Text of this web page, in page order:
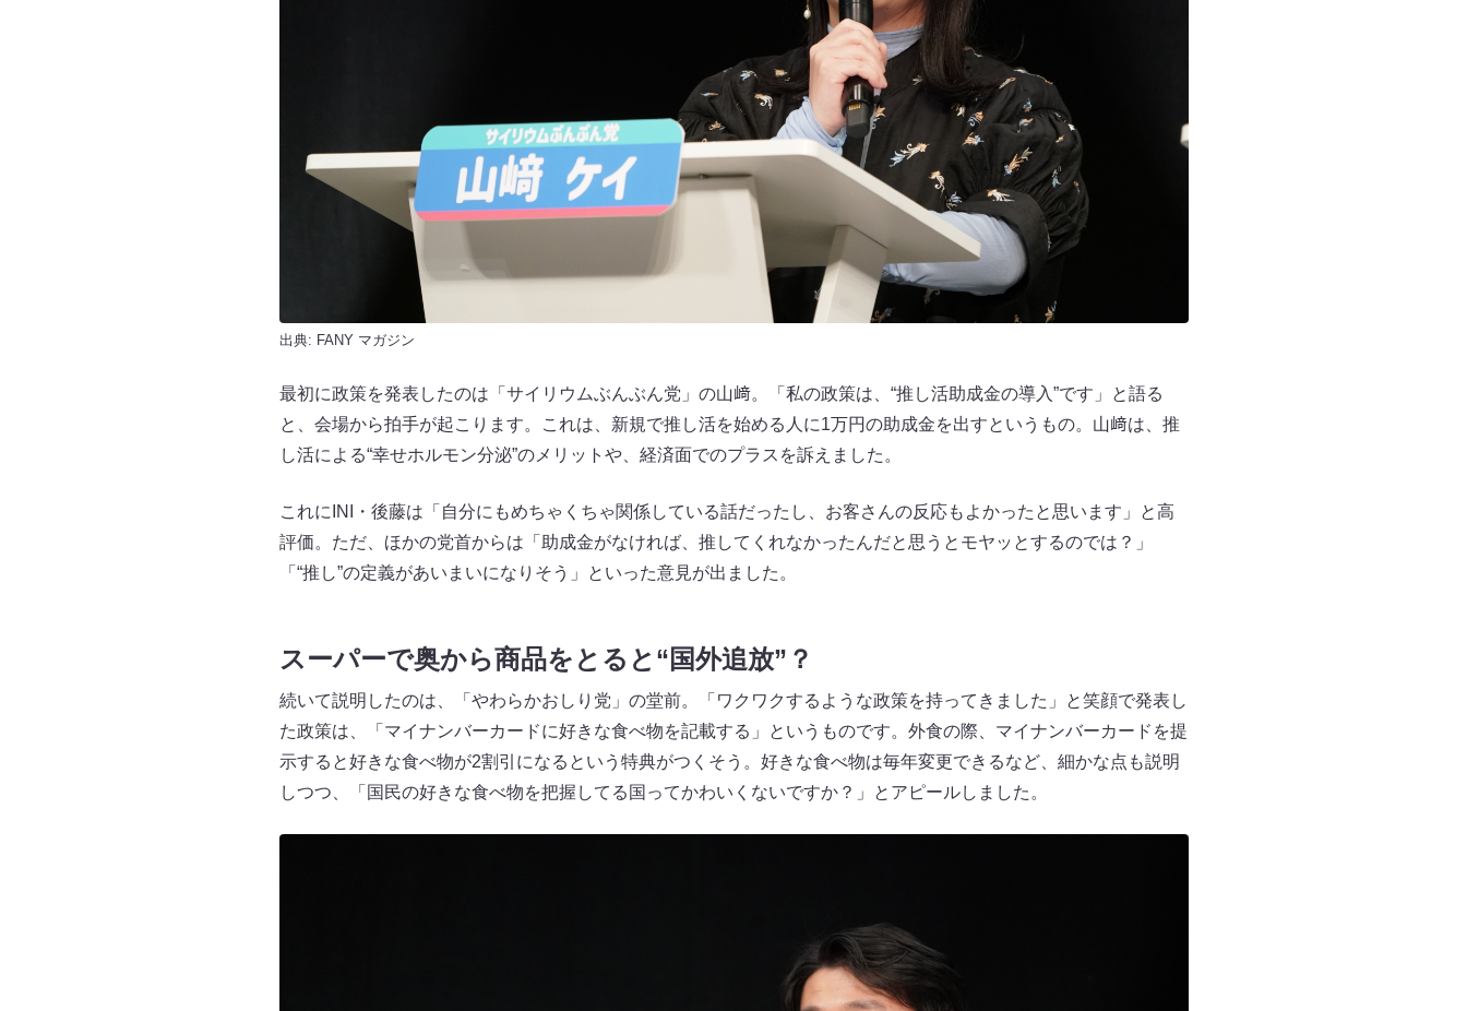
出典: FANY マガジン
最初に政策を発表したのは「サイリウムぶんぶん党」の山﨑。「私の政策は、“推し活助成金の導入”です」と語る
と、会場から拍手が起こります。これは、新規で推し活を始める人に1万円の助成金を出すというもの。山﨑は、推
し活による“幸せホルモン分泌”のメリットや、経済面でのプラスを訴えました。
これにINI・後藤は「自分にもめちゃくちゃ関係している話だったし、お客さんの反応もよかったと思います」と高
評価。ただ、ほかの党首からは「助成金がなければ、推してくれなかったんだと思うとモヤッとするのでは？」
「“推し”の定義があいまいになりそう」といった意見が出ました。
スーパーで奥から商品をとると“国外追放”？
続いて説明したのは、「やわらかおしり党」の堂前。「ワクワクするような政策を持ってきました」と笑顔で発表し
た政策は、「マイナンバーカードに好きな食べ物を記載する」というものです。外食の際、マイナンバーカードを提
示すると好きな食べ物が2割引になるという特典がつくそう。好きな食べ物は毎年変更できるなど、細かな点も説明
しつつ、「国民の好きな食べ物を把握してる国ってかわいくないですか？」とアピールしました。